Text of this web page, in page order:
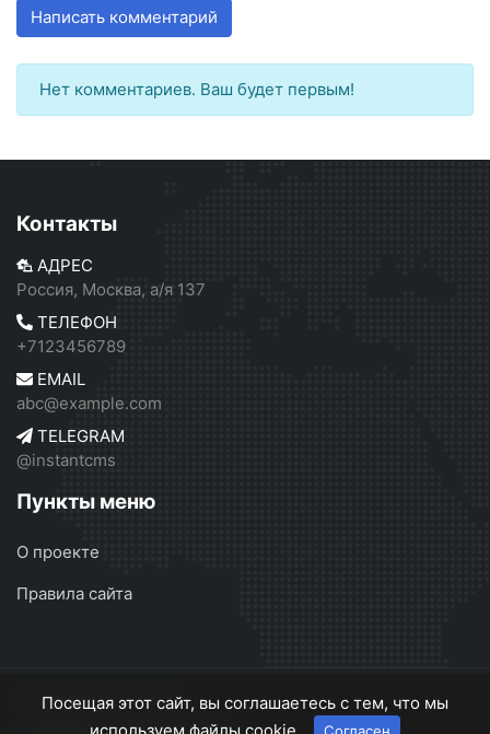
Написать комментарий
Нет комментариев. Ваш будет первым!
Контакты
АДРЕС
Россия, Москва, а/я 137
ТЕЛЕФОН
+7123456789
EMAIL
abc@example.com
TELEGRAM
@instantcms
Пункты меню
О проекте
Правила сайта
Серебрянск © 2026
Посещая этот сайт, вы соглашаетесь с тем, что мы
используем файлы cookie.